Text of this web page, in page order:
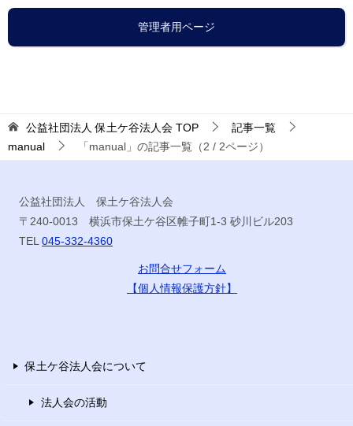
管理者用ページ
公益社団法人 保土ケ谷法人会 TOP
記事一覧
manual
「manual」の記事一覧（2 / 2ページ）
公益社団法人 保土ケ谷法人会
〒240-0013 横浜市保土ケ谷区帷子町1-3 砂川ビル203
TEL 045-332-4360
お問合せフォーム
【個人情報保護方針】
保土ケ谷法人会について
法人会の活動